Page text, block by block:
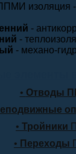
изоляция -
-
-
- механо-
• Отводы
• Тройники
• Переходы